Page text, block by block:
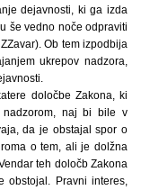
dejavnosti, ki ga izda
še vedno noče odpraviti
Ob tem izpodbija
ukrepov nadzora,
določbe Zakona, ki
naj bi bile v
da je obstajal spor o
o tem, ali je dolžna
teh določb Zakona
Pravni interes,